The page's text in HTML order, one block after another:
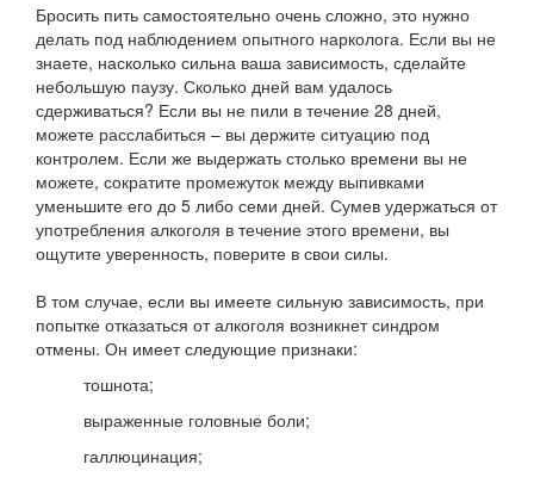
Бросить пить самостоятельно очень сложно, это нужно
делать под наблюдением опытного нарколога. Если вы не
знаете, насколько сильна ваша зависимость, сделайте
небольшую паузу. Сколько дней вам удалось
сдерживаться? Если вы не пили в течение 28 дней,
можете расслабиться – вы держите ситуацию под
контролем. Если же выдержать столько времени вы не
можете, сократите промежуток между выпивками
уменьшите его до 5 либо семи дней. Сумев удержаться от
употребления алкоголя в течение этого времени, вы
ощутите уверенность, поверите в свои силы.
В том случае, если вы имеете сильную зависимость, при
попытке отказаться от алкоголя возникнет синдром
отмены. Он имеет следующие признаки:
тошнота;
выраженные головные боли;
галлюцинация;